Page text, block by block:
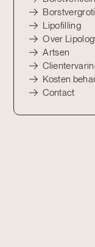
Lipofilling
Over
Artsen
Kosten
Contact